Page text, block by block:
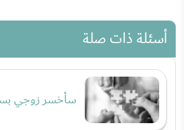
أسئلة ذات صلة
سأخسر زوجي